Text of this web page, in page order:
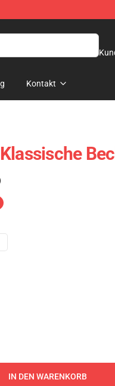
Kontakt
IN DEN WARENKORB